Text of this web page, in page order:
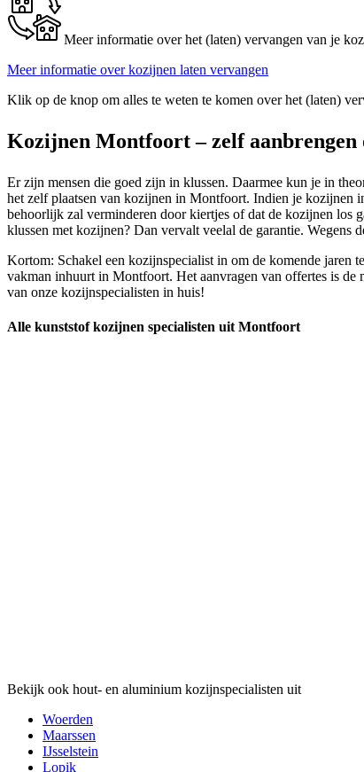
Meer informatie over het (laten) vervangen van je
Meer informatie over kozijnen laten vervangen
Klik op de knop om alles te weten te komen over het (laten)
Kozijnen Montfoort – zelf aanbrengen
Er zijn mensen die goed zijn in klussen. Daarmee kun je in
het zelf plaatsen van kozijnen in Montfoort. Indien je kozijnen
behoorlijk zal verminderen door kiertjes of dat de kozijnen los
klussen met kozijnen? Dan vervalt veelal de garantie. Wegens
Kortom: Schakel een kozijnspecialist in om de komende jaren
vakman inhuurt in Montfoort. Het aanvragen van offertes is de
van onze kozijnspecialisten in huis!
Alle kunststof kozijnen specialisten uit Montfoort
Bekijk ook hout- en aluminium kozijnspecialisten uit
Woerden
Maarssen
IJsselstein
Lopik